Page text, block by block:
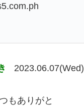
2023.06.07(Wed)
もありがと